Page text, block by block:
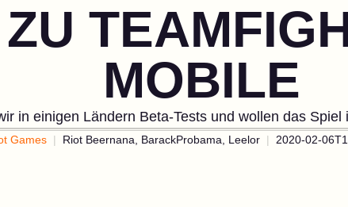
MOBILE
in einigen Ländern Beta-Tests und wollen das Spiel
Games Riot Beernana, BarackProbama, Leelor 2020-02-